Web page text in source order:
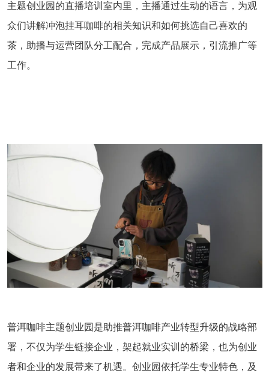
主题创业园的直播培训室内里，主播通过生动的语言，为观
众们讲解冲泡挂耳咖啡的相关知识和如何挑选自己喜欢的
茶，助播与运营团队分工配合，完成产品展示，引流推广等
工作。
普洱咖啡主题创业园是助推普洱咖啡产业转型升级的战略部
署，不仅为学生链接企业，架起就业实训的桥梁，也为创业
者和企业的发展带来了机遇。创业园依托学生专业特色，及